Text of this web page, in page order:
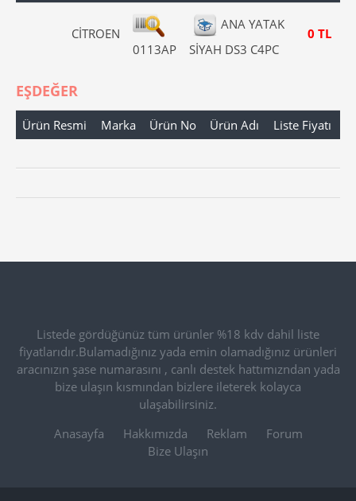
CİTROEN
0113AP
ANA YATAK
SİYAH DS3 C4PC
0 TL
EŞDEĞER
Ürün Resmi Marka Ürün No Ürün Adı Liste Fiyatı
Listede gördüğünüz tüm ürünler %18 kdv dahil liste
fiyatlarıdır.Bulamadığınız yada emin olamadığınız ürünleri
aracınızın şase numarasını , canlı destek hattımızndan yada
bize ulaşın kısmından bizlere ileterek kolayca
ulaşabilirsiniz.
Anasayfa
Hakkımızda Reklam
Forum
Bize Ulaşın